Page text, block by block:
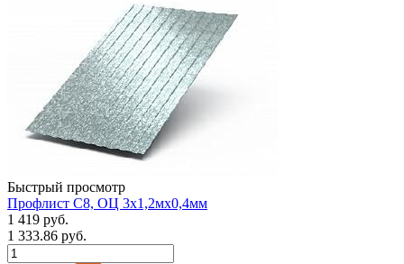
Быстрый просмотр
Профлист С8, ОЦ 3х1,2мх0,4мм
1 419 руб.
1 333.86 руб.